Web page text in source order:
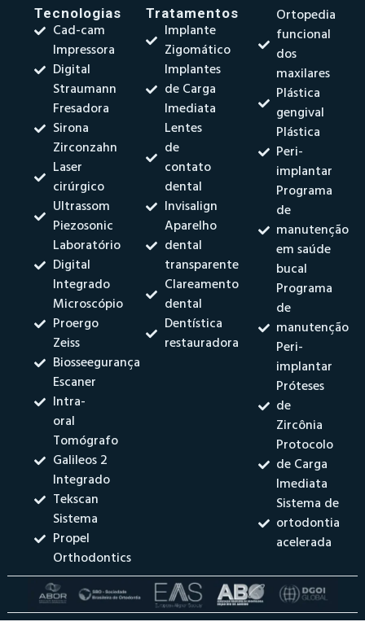
Tecnologias
Cad-cam
Impressora
Digital
Straumann
Fresadora
Sirona
Zirconzahn
Laser
cirúrgico
Ultrassom
Piezosonic
Laboratório
Digital
Integrado
Microscópio
Proergo
Zeiss
Biosseegurança
Escaner
Intra-
oral
Tomógrafo
Galileos 2
Integrado
Tekscan
Sistema
Propel
Orthodontics
Tratamentos
Implante
Zigomático
Implantes
de Carga
Imediata
Lentes
de
contato
dental
Invisalign
Aparelho
dental
transparente
Clareamento
dental
Dentística
restauradora
Ortopedia
funcional
dos
maxilares
Plástica
gengival
Plástica
Peri-
implantar
Programa
de
manutenção
em saúde
bucal
Programa
de
manutenção
Peri-
implantar
Próteses
de
Zircônia
Protocolo
de Carga
Imediata
Sistema de
ortodontia
acelerada